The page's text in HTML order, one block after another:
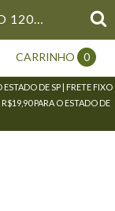
HOME SPRAY LIMÃO SICILIANO 120ML
CARRINHO 0
DE SP | FRETE FIXO
PARA O ESTADO DE